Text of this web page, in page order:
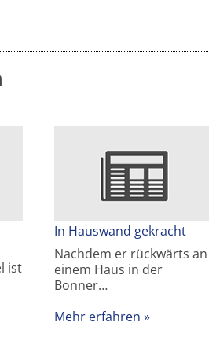
ist
In Hauswand gekracht
Nachdem er rückwärts an
einem Haus in der
Bonner…
Mehr erfahren